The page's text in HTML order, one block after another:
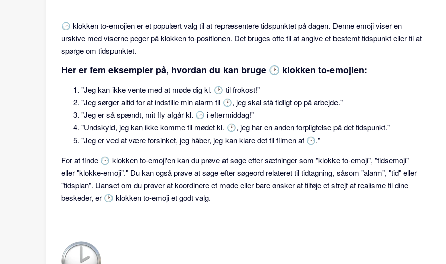
🕑 klokken to-emojien er et populært valg til at repræsentere tidspunktet på dagen. Denne emoji viser en
urskive med viserne peger på klokken to-positionen. Det bruges ofte til at angive et bestemt tidspunkt eller til at
spørge om tidspunktet.
Her er fem eksempler på, hvordan du kan bruge 🕑 klokken to-emojien:
"Jeg kan ikke vente med at møde dig kl. 🕑 til frokost!"
"Jeg sørger altid for at indstille min alarm til 🕑, jeg skal stå tidligt op på arbejde."
"Jeg er så spændt, mit fly afgår kl. 🕑 i eftermiddag!"
"Undskyld, jeg kan ikke komme til mødet kl. 🕑, jeg har en anden forpligtelse på det tidspunkt."
"Jeg er ved at være forsinket, jeg håber, jeg kan klare det til filmen af 🕑."
For at finde 🕑 klokken to-emoji'en kan du prøve at søge efter sætninger som "klokke to-emoji", "tidsemoji"
eller "klokke-emoji"." Du kan også prøve at søge efter søgeord relateret til tidtagning, såsom "alarm", "tid" eller
"tidsplan". Uanset om du prøver at koordinere et møde eller bare ønsker at tilføje et strejf af realisme til dine
beskeder, er 🕑 klokken to-emoji et godt valg.